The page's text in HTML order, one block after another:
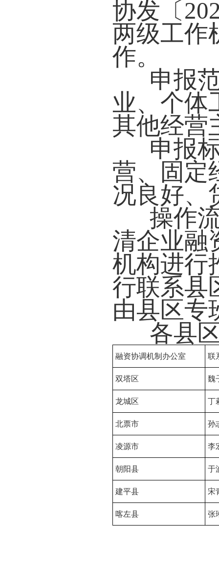
协发〔
两级工作
作。
申报
业、个体
其他经营
申报
营、固定
况良好、
操作
清企业融
机构进行
行联系县
由县区专
各县
融资协调机制办公室 联
双塔区 魏
龙城区 丁
北票市 孙
凌源市 李
朝阳县 于
建平县 宋
喀左县 张